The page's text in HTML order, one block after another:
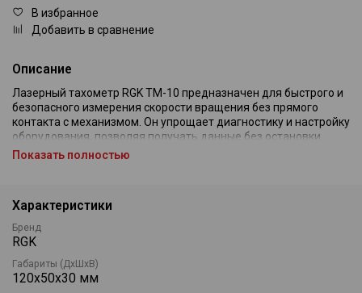
В избранное
Добавить в сравнение
Описание
Лазерный тахометр RGK TM-10 предназначен для быстрого и
безопасного измерения скорости вращения без прямого
контакта с механизмом. Он упрощает диагностику и настройку
оборудования, позволяя получать данные без остановки
рабочих процессов и демонтажа деталей.
обеспечивающим хорошую читаемость результатов при
любом освещении. Компактный корпус с рифлёной
поверхностью удобно лежит в руке и защищён от случайного
выскальзывания.
Дополнительная функция счётчика позволяет использовать
Показать полностью
Характеристики
Бренд
RGK
Габариты (ДхШхВ)
120x50х30 мм